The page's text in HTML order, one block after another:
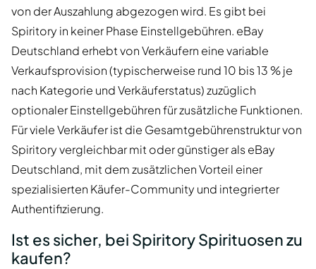
von der Auszahlung abgezogen wird. Es gibt bei
Spiritory in keiner Phase Einstellgebühren. eBay
Deutschland erhebt von Verkäufern eine variable
Verkaufsprovision (typischerweise rund 10 bis 13 % je
nach Kategorie und Verkäuferstatus) zuzüglich
optionaler Einstellgebühren für zusätzliche Funktionen.
Für viele Verkäufer ist die Gesamtgebührenstruktur von
Spiritory vergleichbar mit oder günstiger als eBay
Deutschland, mit dem zusätzlichen Vorteil einer
spezialisierten Käufer-Community und integrierter
Authentifizierung.
Ist es sicher, bei Spiritory Spirituosen zu
kaufen?